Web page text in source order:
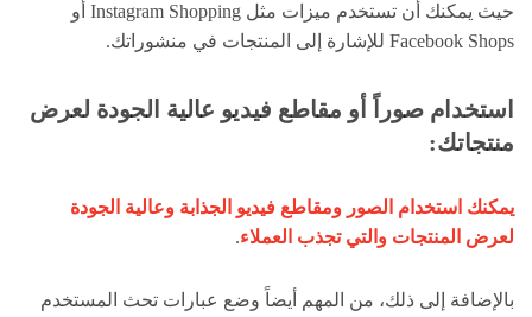
حيث يمكنك أن تستخدم ميزات مثل Instagram Shopping أو
Facebook Shops للإشارة إلى المنتجات في منشوراتك.
استخدام صوراً أو مقاطع فيديو عالية الجودة لعرض
منتجاتك:
يمكنك استخدام الصور ومقاطع فيديو الجذابة وعالية الجودة
لعرض المنتجات والتي تجذب العملاء.
بالإضافة إلى ذلك، من المهم أيضاً وضع عبارات تحث المستخدم